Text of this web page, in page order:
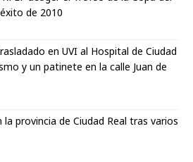
de 2010
en UVI al Hospital de Ciudad
y un patinete en la calle Juan de
la provincia de Ciudad Real tras varios